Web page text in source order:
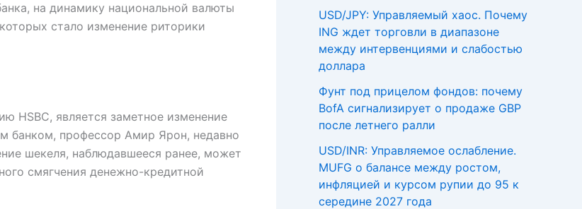
на динамику национальной валюты
стало изменение риторики
HSBC, является заметное изменение
банком, профессор Амир Ярон, недавно
шекеля, наблюдавшееся ранее, может
смягчения денежно-кредитной
USD/JPY: Управляемый хаос. Почему
ING ждет торговли в диапазоне
между интервенциями и слабостью
доллара
Фунт под прицелом фондов: почему
BofA сигнализирует о продаже GBP
после летнего ралли
USD/INR: Управляемое ослабление.
MUFG о балансе между ростом,
инфляцией и курсом рупии до 95 к
середине 2027 года